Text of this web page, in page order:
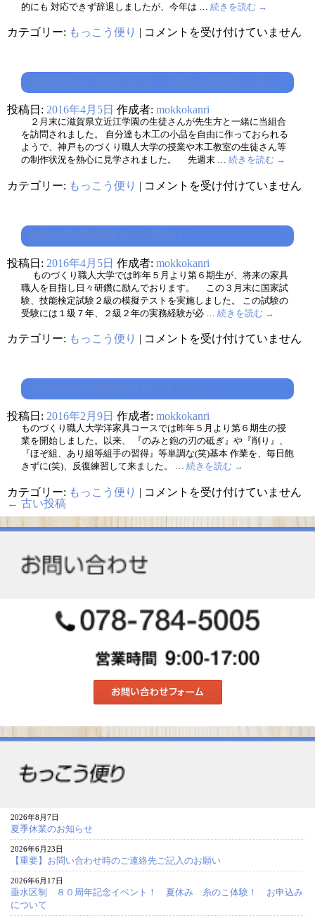
的にも 対応できず辞退しましたが、今年は … 続きを読む →
カテゴリー: もっこう便り
も
大
学
→
垂
水
区
の
『た
み
っ
こ』
に
出
店
は
コメントを受け付けていません
投稿日: 2016年4月5日 作成者: mokkokanri
２月末に滋賀県立近江学園の生徒さんが先生方と一緒に当組合
を訪問されました。 自分達も木工の小品を自由に作っておられる
ようで、神戸ものづくり職人大学の授業や木工教室の生徒さん等
の制作状況を熱心に見学されました。 先週末 … 続きを読む →
カテゴリー: もっこう便り | 滋
園
の
生
徒、
当
組
を
さ
る！！
は
コメントを受け付けていません
投稿日: 2016年4月5日 作成者: mokkokanri
ものづくり職人大学では昨年５月より第６期生が、将来の家具
職人を目指し日々研鑽に励んでおります。 この３月末に国家試
験、技能検定試験２級の模擬テストを実施しました。 この試験の
受験には１級７年、２級２年の実務経験が必 … 続きを読む →
カテゴリー: もっこう便り
技
擬
テ
ス
ト
実
施！！
コメントを受け付けていません
投稿日: 2016年2月9日 作成者: mokkokanri
ものづくり職人大学洋家具コースでは昨年５月より第６期生の授
業を開始しました。以来、 『のみと鉋の刃の砥ぎ』や『削り』、
『ほぞ組、あり組等組手の習得』等単調な(笑)基本 作業を、毎日飽
きずに(笑)、反復練習して来ました。 … 続きを読む →
カテゴリー: もっこう便り | 引
付
小
講
評
い
ま
た！！
は
コメントを受け付けていません
← 古い投稿
2026年8月7日
夏季休業のお知らせ
2026年6月23日
【重要】お問い合わせ時のご連絡先ご記入のお願い
2026年6月17日
垂水区制 ８０周年記念イベント！ 夏休み 糸のこ体験！ お申込み
について